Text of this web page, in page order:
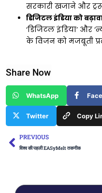
सरकारी खजाने और
डिजिटल इंडिया को
‘डिजिटल इंडिया’ और
के विजन को मजबूती
Share Now
WhatsApp
Twitter Copy
Prev
PREVIOUS
विश्व की पहली EASyMelt तकनीक